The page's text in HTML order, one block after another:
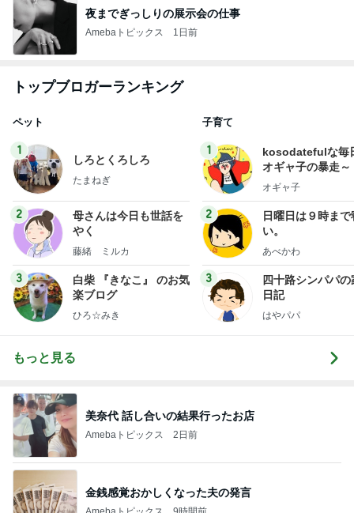
夜までぎっしりの展示会の仕事
Amebaトピックス 1日前
トップブロガーランキング
ペット
1
しろとくろしろ
たまねぎ
2
母さんは今日も世話を
やく
藤緒 ミルカ
3
白柴 『きなこ』 のお気
楽ブログ
ひろ☆みき
子育て
1
kosodatefulな毎
オギャ子の暴走～
オギャ子
2
日曜日は９時まで
い。
あべかわ
3
四十路シンパパの
日記
はやパパ
もっと見る
美奈代 話し合いの結果行ったお店
Amebaトピックス 2日前
金銭感覚おかしくなった夫の発言